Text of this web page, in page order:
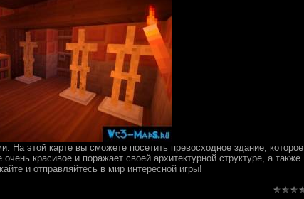
На этой карте вы сможете посетить превосходное здание, которое
красивое и поражает своей архитектурной структуре, а также
и отправляйтесь в мир интересной игры!